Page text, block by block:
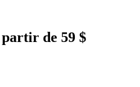
de 59 $